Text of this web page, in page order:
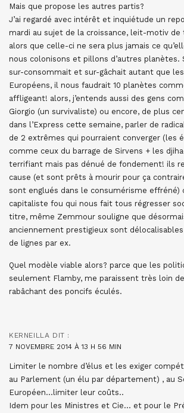
Mais que propose les autres partis?
J’ai regardé avec intérêt et inquiétude un
mardi au sujet de la croissance, leit-motiv
alors que celle-ci ne sera plus jamais ce
nous colonisons et pillons d’autres planètes.
sur-consommait et sur-gâchait autant que
Européens, il nous faudrait 10 planètes
affligeant! alors, j’entends aussi des gens
Giorgio (un survivaliste) ou encore, de plus
dans l’Express cette semaine, parler de
de 2 extrêmes qui pourraient converger (les
comme ceux du barrage de Sirvens + les
terrifiant mais pas dénué de fondement! ils
cause (et sont prêts à mourir pour ça
sont englués dans le consumérisme effréné)
capitaliste fou qui nous fait tous régresser
titre, même Zemmour souligne que
anciennement prestigieux sont
de lignes par ex.
Quel modèle viable alors? parce que les
seulement Flamby, me paraissent très loin
rabâchant des poncifs éculés.
KERNEILLA DIT :
7 NOVEMBRE 2014 À 13 H 56 MIN
Limiter le nombre d’élus et les exiger
au Parlement (un élu par département) , au
Européen…limiter leur coûts..
Idem pour les Ministres et Cie… et pour le